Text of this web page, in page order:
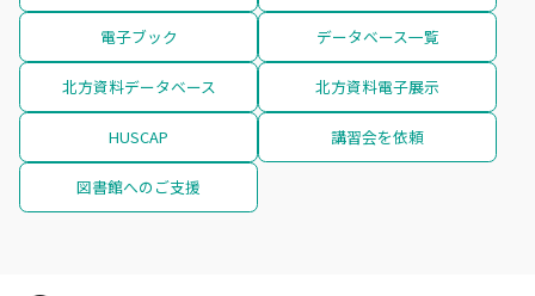
電子ブック データベース一覧
北方資料データベース 北方資料電子展示
HUSCAP 講習会を依頼
図書館へのご支援